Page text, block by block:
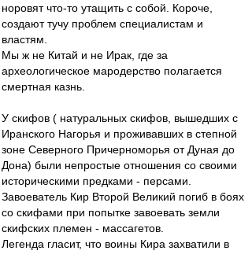
норовят что-то утащить с собой. Короче,
создают тучу проблем специалистам и
властям.
Мы ж не Китай и не Ирак, где за
археологическое мародерство полагается
смертная казнь.
У скифов ( натуральных скифов, вышедших с
Иранского Нагорья и проживавших в степной
зоне Северного Причерноморья от Дуная до
Дона) были непростые отношения со своими
историческими предками - персами.
Завоеватель Кир Второй Великий погиб в боях
со скифами при попытке завоевать земли
скифских племен - массагетов.
Легенда гласит, что воины Кира захватили в